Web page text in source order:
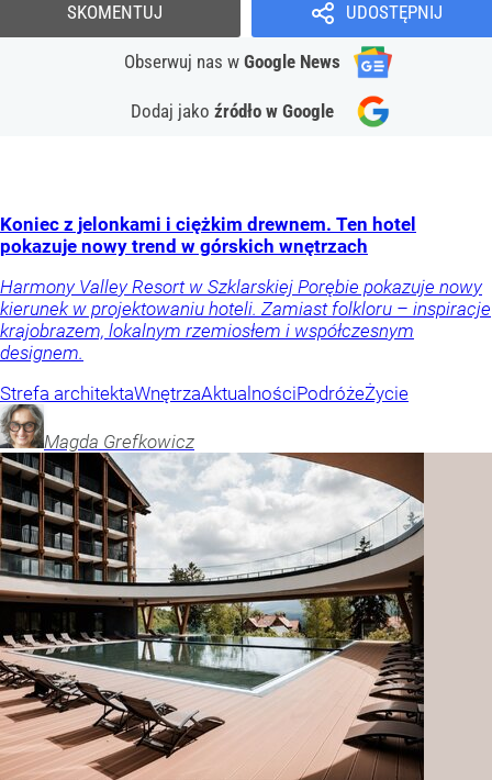
UDOSTĘPNIJ
Obserwuj nas w Google News
Dodaj jako źródło w Google
SKOMENTUJ
Koniec z jelonkami i ciężkim drewnem. Ten hotel
pokazuje nowy trend w górskich wnętrzach
Harmony Valley Resort w Szklarskiej Porębie pokazuje nowy
kierunek w projektowaniu hoteli. Zamiast folkloru – inspiracje
krajobrazem, lokalnym rzemiosłem i współczesnym
designem.
Strefa architektaWnętrzaAktualnościPodróżeŻycie
Magda Grefkowicz